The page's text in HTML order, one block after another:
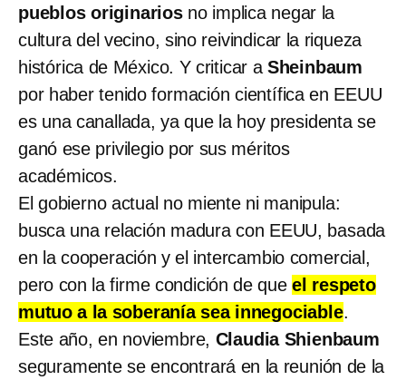
pueblos originariosno implica negar la
cultura del vecino, sino reivindicar la riqueza
histórica de México. Y criticar a Sheinbaum
por haber tenido formación científica en EEUU
es una canallada, ya que la hoy presidenta se
ganó ese privilegio por sus méritos
académicos.
El gobierno actual no miente ni manipula:
busca una relación madura con EEUU, basada
en la cooperación y el intercambio comercial,
pero con la firme condición de queel respeto
mutuo a la soberanía sea innegociable.
Este año, en noviembre, Claudia Shienbaum
seguramente se encontrará en la reunión de la